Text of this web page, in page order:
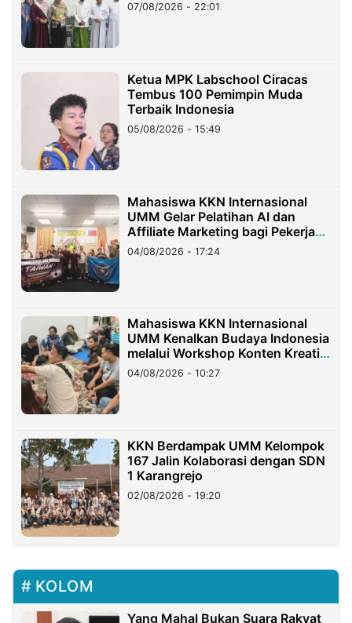
07/08/2026 - 22:01
Ketua MPK Labschool Ciracas
Tembus 100 Pemimpin Muda
Terbaik Indonesia
05/08/2026 - 15:49
Mahasiswa KKN Internasional
UMM Gelar Pelatihan AI dan
Affiliate Marketing bagi Pekerja
Migran Indonesia di Taiwan
04/08/2026 - 17:24
Mahasiswa KKN Internasional
UMM Kenalkan Budaya Indonesia
melalui Workshop Konten Kreatif
di Taiwan
04/08/2026 - 10:27
KKN Berdampak UMM Kelompok
167 Jalin Kolaborasi dengan SDN
1 Karangrejo
02/08/2026 - 19:20
KOLOM
Yang Mahal Bukan Suara Rakyat